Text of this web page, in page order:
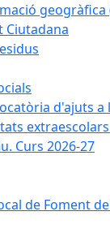
geogràfica
Ciutadana
d'ajuts a
Curs 2026-27
de Foment